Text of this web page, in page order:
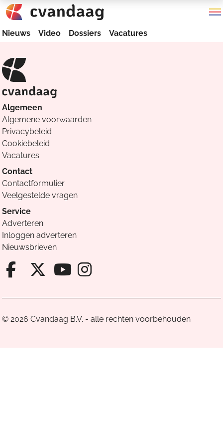
Nieuws Video Dossiers Vacatures
Algemeen
Algemene voorwaarden
Privacybeleid
Cookiebeleid
Vacatures
Contact
Contactformulier
Veelgestelde vragen
Service
Adverteren
Inloggen adverteren
Nieuwsbrieven
Facebook van Cvandaag
X van Cvandaag
Instagram van
© 2026 Cvandaag B.V. - alle rechten voorbehouden